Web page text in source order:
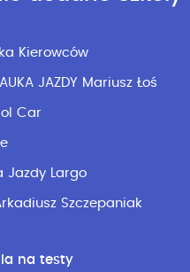
Kierowców
JAZDY Mariusz Łoś
Car
Jazdy Largo
Szczepaniak
na testy